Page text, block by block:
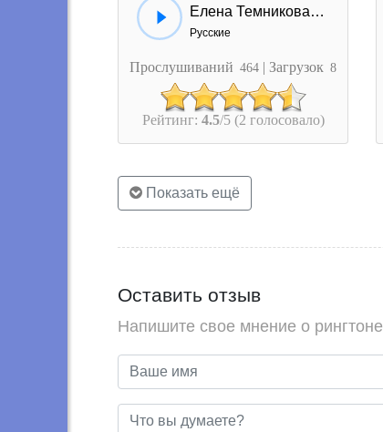
Елена Темникова - Обнимаю
Русские
Прослушиваний 464 | Загрузок 8
Рейтинг: 4.5/5 (2 голосовало)
Показать ещё
Оставить отзыв
Напишите свое мнение о рингтоне